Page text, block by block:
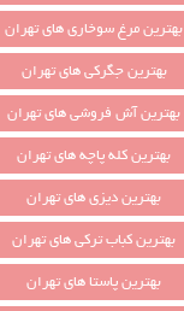
بهترین مرغ سوخاری های تهران
بهترین جگرکی های تهران
بهترین آش فروشی های تهران
بهترین کله پاچه های تهران
بهترین دیزی های تهران
بهترین کباب ترکی های تهران
بهترین پاستا های تهران